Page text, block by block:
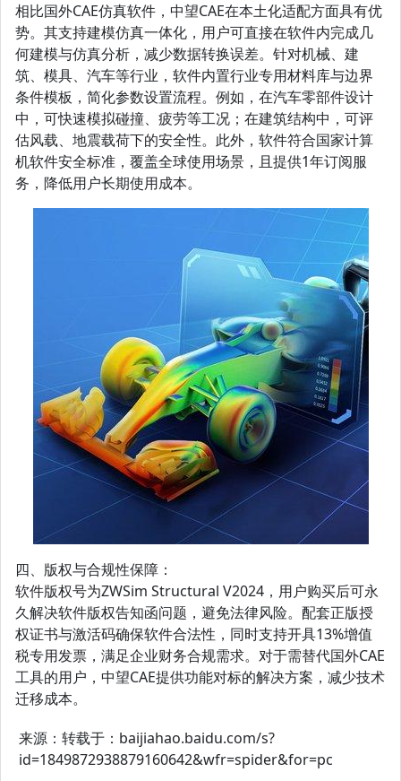
相比国外CAE仿真软件，中望CAE在本土化适配方面具有优
势。其支持建模仿真一体化，用户可直接在软件内完成几
何建模与仿真分析，减少数据转换误差。针对机械、建
筑、模具、汽车等行业，软件内置行业专用材料库与边界
条件模板，简化参数设置流程。例如，在汽车零部件设计
中，可快速模拟碰撞、疲劳等工况；在建筑结构中，可评
估风载、地震载荷下的安全性。此外，软件符合国家计算
机软件安全标准，覆盖全球使用场景，且提供1年订阅服
务，降低用户长期使用成本。
四、版权与合规性保障：
软件版权号为ZWSim Structural V2024，用户购买后可永
久解决软件版权告知函问题，避免法律风险。配套正版授
权证书与激活码确保软件合法性，同时支持开具13%增值
税专用发票，满足企业财务合规需求。对于需替代国外CAE
工具的用户，中望CAE提供功能对标的解决方案，减少技术
迁移成本。
来源：转载于：baijiahao.baidu.com/s?
id=1849872938879160642&wfr=spider&for=pc